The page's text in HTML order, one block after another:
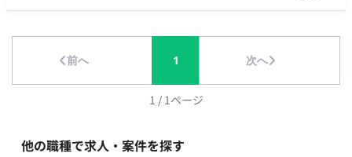
API開発 ・バックエンドアーキテクチャの設計・実装 ・データ
ックエンドとの連携実装 ・UI/UX改善に伴う機能追加 【インフ
ラ・開発基盤構築】 ・Dockerを活用した開発環境整備 ・
Kubernetesを利用した環境構築・運用 ・Terraformを用いた
テム監視環境の整備 ・ログ分析および障害対応 ・品質改善施策
の立案・実行 ・開発フローの改善提案 【技術選定・プロダクト
前へ 1 次へ
1 / 1ページ
他の職種で求人・案件を探す